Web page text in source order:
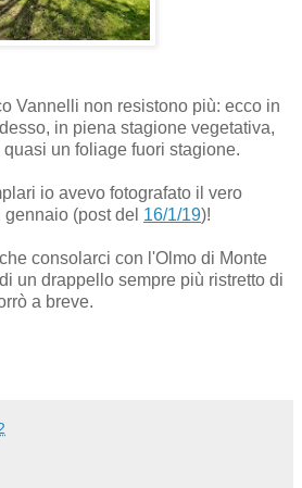
Vannelli non resistono più: ecco in
in piena stagione vegetativa,
un foliage fuori stagione.
io avevo fotografato il vero
(post del 16/1/19)!
consolarci con l'Olmo di Monte
un drappello sempre più ristretto di
a breve.